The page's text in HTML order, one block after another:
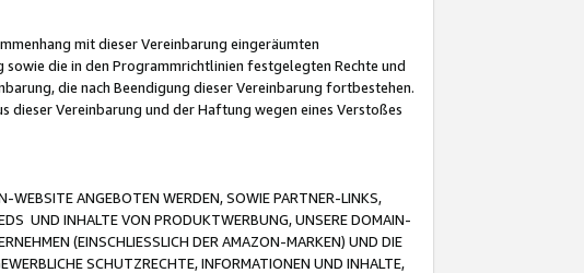
mit dieser Vereinbarung eingeräumten
die in den Programmrichtlinien festgelegten Rechte und
die nach Beendigung dieser Vereinbarung fortbestehen.
dieser Vereinbarung und der Haftung wegen eines Verstoßes
WEBSITE ANGEBOTEN WERDEN, SOWIE PARTNER-LINKS,
UND INHALTE VON PRODUKTWERBUNG, UNSERE DOMAIN-
(EINSCHLIESSLICH DER AMAZON-MARKEN) UND DIE
SCHUTZRECHTE, INFORMATIONEN UND INHALTE,